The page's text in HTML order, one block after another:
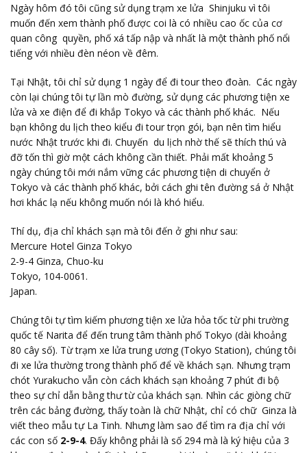
Ngày hôm đó tôi cũng sử dụng trạm xe lửa Shinjuku vì tôi
muốn đến xem thành phố được coi là có nhiều cao ốc của cơ
quan công quyền, phố xá tấp nập và nhất là một thành phố nổi
tiếng với nhiều đèn néon về đêm.
Tại Nhật, tôi chỉ sử dụng 1 ngày để đi tour theo đoàn. Các ngày
còn lại chúng tôi tự lần mò đường, sử dụng các phương tiện xe
lửa và xe điện để đi khắp Tokyo và các thành phố khác. Nếu
bạn không du lịch theo kiểu đi tour trọn gói, bạn nên tìm hiểu
nước Nhật trước khi đi. Chuyến du lịch nhờ thế sẽ thích thú và
đỡ tốn thì giờ một cách không cần thiết. Phải mất khoảng 5
ngày chúng tôi mới nắm vững các phương tiện di chuyển ở
Tokyo và các thành phố khác, bởi cách ghi tên đường sá ở Nhật
hơi khác lạ nếu không muốn nói là khó hiểu.
Thí dụ, địa chỉ khách sạn mà tôi đến ở ghi như sau:
Mercure Hotel Ginza Tokyo
2-9-4 Ginza, Chuo-ku
Tokyo, 104-0061.
Japan.
Chúng tôi tự tìm kiếm phương tiện xe lửa hỏa tốc từ phi trường
quốc tế Narita để đến trung tâm thành phố Tokyo (dài khoảng
80 cây số). Từ trạm xe lửa trung ương (Tokyo Station), chúng tôi
đi xe lửa thường trong thành phố để về khách sạn. Nhưng trạm
chót Yurakucho vẫn còn cách khách sạn khoảng 7 phút đi bộ
theo sự chỉ dẫn bằng thư từ của khách sạn. Nhìn các giòng chữ
trên các bảng đường, thấy toàn là chữ Nhật, chỉ có chữ Ginza là
viết theo mẫu tự La Tinh. Nhưng làm sao để tìm ra địa chỉ với
các con số 2-9-4. Đấy không phải là số 294 mà là ký hiệu của 3